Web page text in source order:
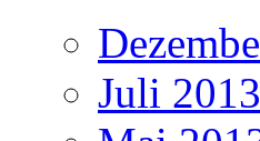
Juli 2013